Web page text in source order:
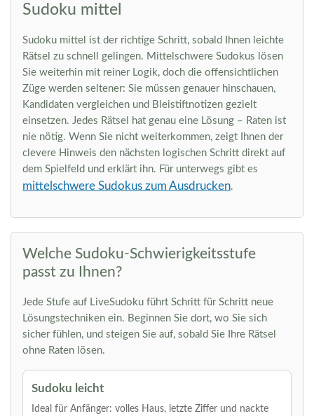
Sudoku mittel
Sudoku mittel ist der richtige Schritt, sobald Ihnen leichte
Rätsel zu schnell gelingen. Mittelschwere Sudokus lösen
Sie weiterhin mit reiner Logik, doch die offensichtlichen
Züge werden seltener: Sie müssen genauer hinschauen,
Kandidaten vergleichen und Bleistiftnotizen gezielt
einsetzen. Jedes Rätsel hat genau eine Lösung – Raten ist
nie nötig. Wenn Sie nicht weiterkommen, zeigt Ihnen der
clevere Hinweis den nächsten logischen Schritt direkt auf
dem Spielfeld und erklärt ihn. Für unterwegs gibt es
mittelschwere Sudokus zum Ausdrucken.
Welche Sudoku-Schwierigkeitsstufe
passt zu Ihnen?
Jede Stufe auf LiveSudoku führt Schritt für Schritt neue
Lösungstechniken ein. Beginnen Sie dort, wo Sie sich
sicher fühlen, und steigen Sie auf, sobald Sie Ihre Rätsel
ohne Raten lösen.
Sudoku leicht
Ideal für Anfänger: volles Haus, letzte Ziffer und nackte